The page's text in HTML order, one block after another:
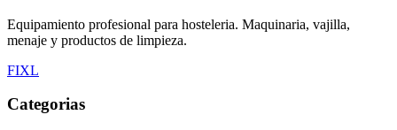
Equipamiento profesional para hosteleria. Maquinaria, vajilla,
menaje y productos de limpieza.
FIXL
Categorias